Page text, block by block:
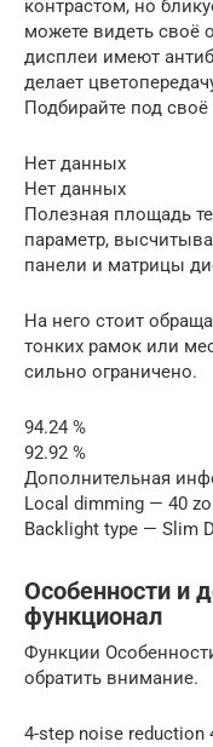
контрастом, но
можете видеть своё
дисплеи имеют
делает
Подбирайте под
Нет данных
Нет данных
Полезная площадь
параметр,
панели и матрицы
На него стоит
тонких рамок или
сильно ограничено.
94.24 %
92.92 %
Дополнительная
Local dimming — 40
Backlight type — Slim
Особенности и
функционал
Функции
обратить внимание.
4-step noise reduction